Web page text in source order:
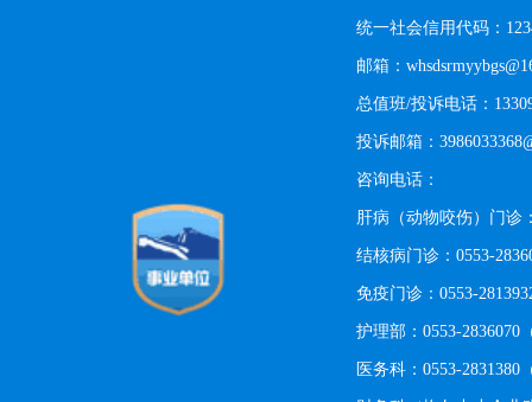
统一社会信用代码：
邮箱：
总值班/投诉电话：
投诉邮箱：
咨询电话：
肝病（动物咬伤）门诊
结核病门诊：0553-
免疫门诊：0553-
护理部：0553-2836070
医务科：0553-2831380